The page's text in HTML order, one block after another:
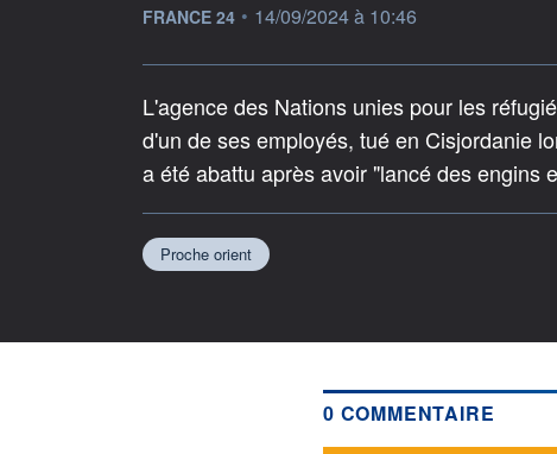
information fournie par
FRANCE 24 • 14/09/2024 à 10:46
L'agence des Nations unies pour les
d'un de ses employés, tué en Cisjordanie
a été abattu après avoir "lancé des engins
Proche orient
0 COMMENTAIRE